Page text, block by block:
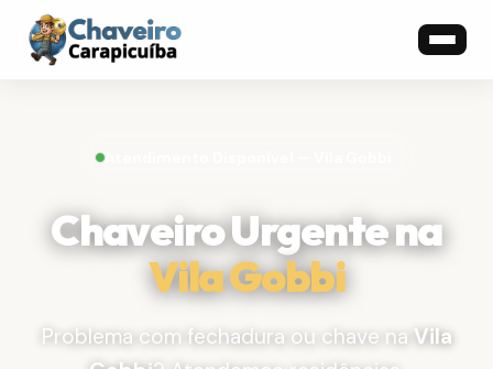
Atendimento Disponível — Vila Gobbi
Chaveiro Urgente na
Vila Gobbi
Problema com fechadura ou chave na Vila